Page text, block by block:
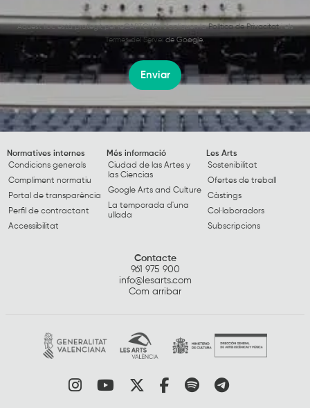
Aquest lloc està protegit per reCAPTCHA i s’apliquen laPolítica de Privacitati els
Termes del Serveide Google.
Enviar
Normatives internes
Condicions generals
Compliment normatiu
Portal de transparència
Perfil de contractant
Accessibilitat
Més informació
Ciudad de las Artes y
las Ciencias
Google Arts and Culture
La temporada d'una
ullada
Les Arts
Sostenibilitat
Ofertes de treball
Càstings
Col·laboradors
Subscripcions
Contacte
961 975 900
info@lesarts.com
Com arribar
Link a instagram
Link a youtube
Link a twitter
Link a facebook
Link a spotify
Link a